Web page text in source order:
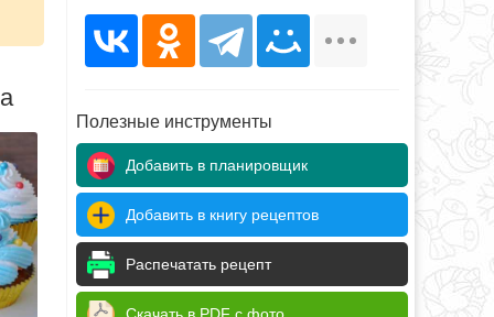
Полезные инструменты
Добавить в планировщик
Добавить в книгу рецептов
Распечатать рецепт